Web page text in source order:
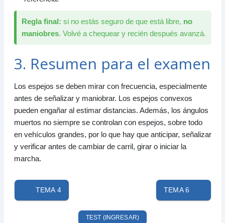
Regla final: si no estás seguro de que está libre, no
maniobres. Volvé a chequear y recién después avanzá.
3. Resumen para el examen
Los espejos se deben mirar con frecuencia, especialmente
antes de señalizar y maniobrar. Los espejos convexos
pueden engañar al estimar distancias. Además, los ángulos
muertos no siempre se controlan con espejos, sobre todo
en vehículos grandes, por lo que hay que anticipar, señalizar
y verificar antes de cambiar de carril, girar o iniciar la
marcha.
TEMA 4 TEMA 6
TEST (INGRESAR)